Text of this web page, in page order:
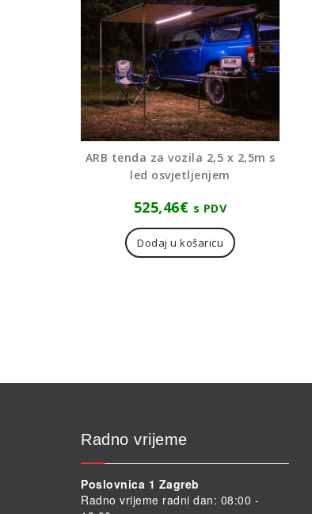
ARB tenda za vozila 2,5 x 2,5m s
led osvjetljenjem
525,46€ s PDV
Dodaj u košaricu
Radno vrijeme
Poslovnica 1 Zagreb
Radno vrijeme radni dan: 08:00 -